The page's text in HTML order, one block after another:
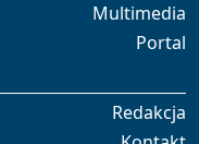
Multimedia
Portal
Redakcja